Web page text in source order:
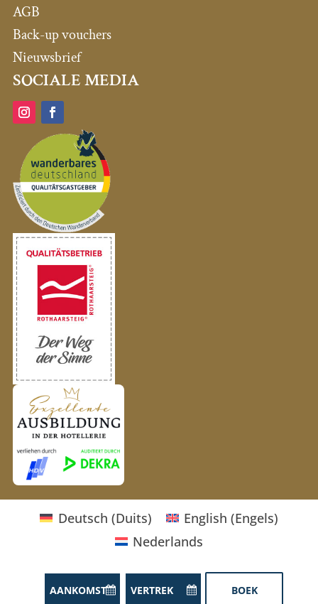
AGB
Back-up vouchers
Nieuwsbrief
SOCIALE MEDIA
Deutsch (Duits) English (Engels)
Nederlands